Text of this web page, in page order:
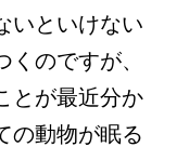
いといけない
のですが、
とが最近分か
の動物が眠る